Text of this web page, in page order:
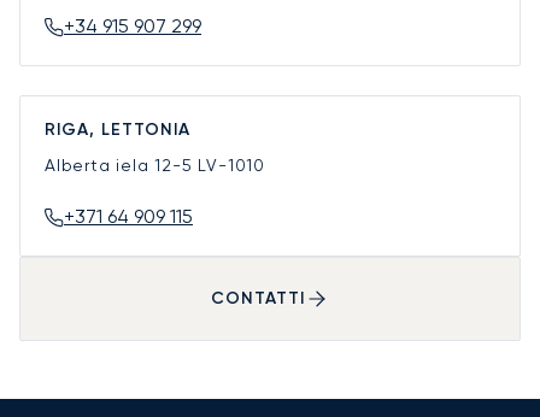
+34 915 907 299
RIGA, LETTONIA
Alberta iela 12-5 LV-1010
+371 64 909 115
CONTATTI